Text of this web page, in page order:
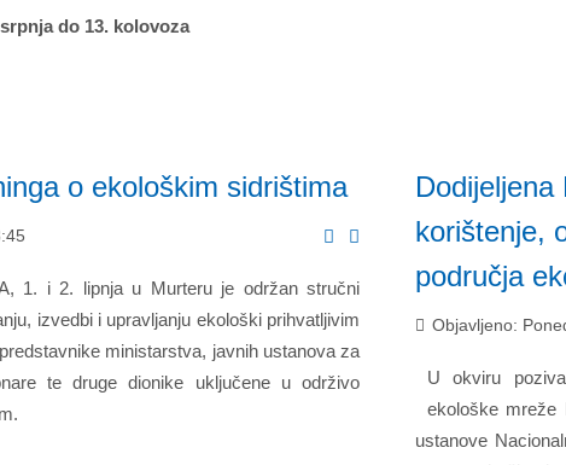
do 13. kolovoza
o ekološkim sidrištima
1. i 2. lipnja u Murteru je održan stručni
izvedbi i upravljanju ekološki prihvatljivim
ministarstva, javnih ustanova za
te druge dionike uključene u održivo
Dodijeljena
korištenje,
područja
Objavljeno:
U okviru
ekološke mreže
ustanove